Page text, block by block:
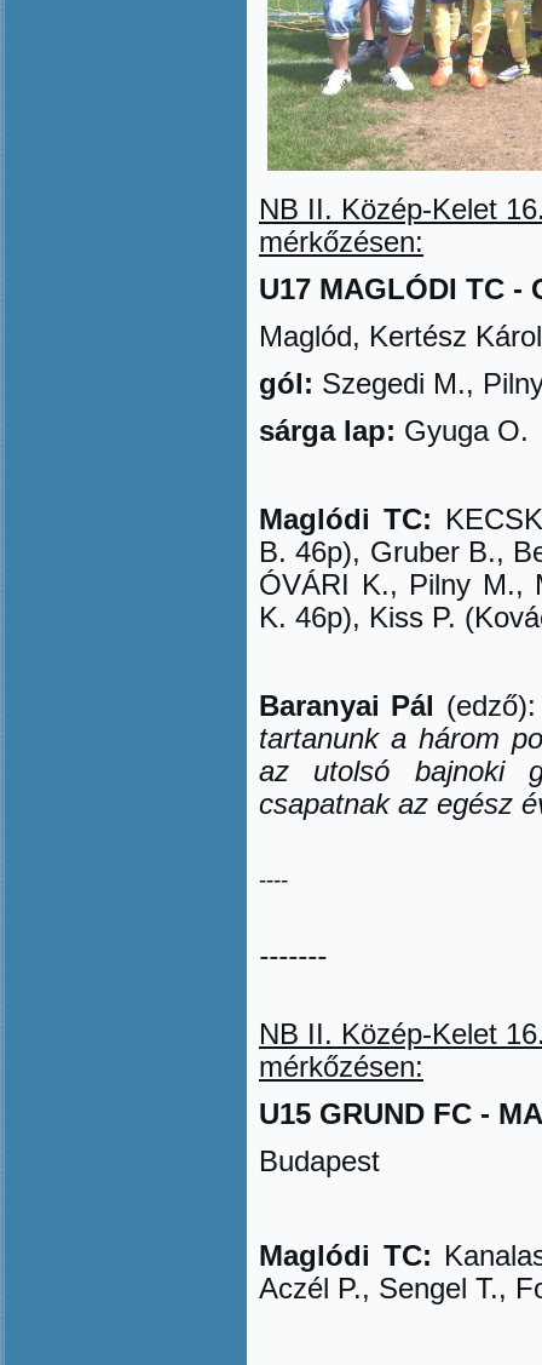
NB II. Közép-Kelet
mérkőzésen:
U17 MAGLÓDI TC -
Maglód, Kertész
gól: Szegedi M.,
sárga lap: Gyuga O.
Maglódi TC:
B. 46p), Gruber B.,
ÓVÁRI K., Pilny M.,
K. 46p), Kiss P.
Baranyai Pál (edző
tartanunk a három
az utolsó bajnoki
csapatnak az egész
----
-------
NB II. Közép-Kelet
mérkőzésen:
U15 GRUND FC -
Budapest
Maglódi TC:
Aczél P., Sengel T.,